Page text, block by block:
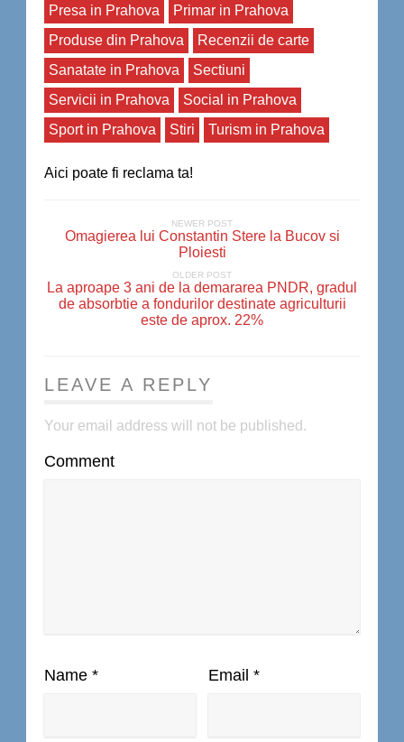
Presa in Prahova
Primar in Prahova
Produse din Prahova
Recenzii de carte
Sanatate in Prahova
Sectiuni
Servicii in Prahova
Social in Prahova
Sport in Prahova
Stiri Turism in Prahova
Aici poate fi reclama ta!
NEWER POST
Omagierea lui Constantin Stere la Bucov si
Ploiesti
OLDER POST
La aproape 3 ani de la demararea PNDR, gradul
de absorbtie a fondurilor destinate agriculturii
este de aprox. 22%
LEAVE A REPLY
Your email address will not be published.
Comment
Name * Email *